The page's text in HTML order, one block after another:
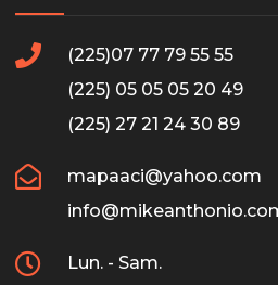
(225)07 77 79 55 55
(225) 05 05 05 20 49
(225) 27 21 24 30 89
mapaaci@yahoo.com
Lun. - Sam.